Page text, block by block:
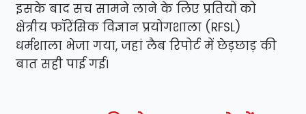
इसके बाद सच सामने लाने के लिए प्रतियों को
क्षेत्रीय फॉरेंसिक विज्ञान प्रयोगशाला (RFSL)
धर्मशाला भेजा गया, जहां लैब रिपोर्ट में छेड़छाड़ की
बात सही पाई गई।